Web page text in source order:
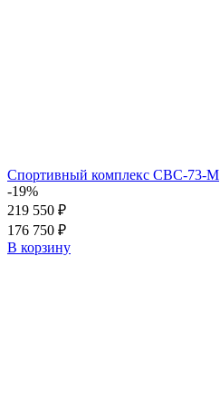
Спортивный комплекс СВС-73-М
-19%
219 550 ₽
176 750 ₽
В корзину